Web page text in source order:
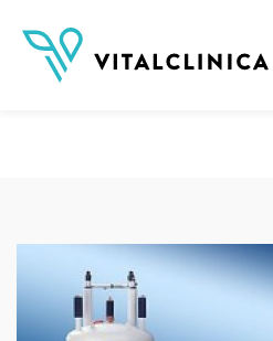
Test